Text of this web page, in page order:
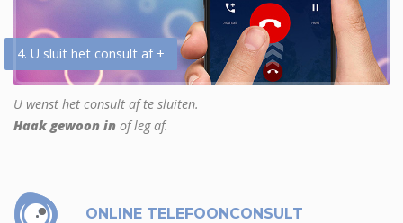
4. U sluit het consult af +
U wenst het consult af te sluiten.
Haak gewoon in of leg af.
ONLINE TELEFOONCONSULT